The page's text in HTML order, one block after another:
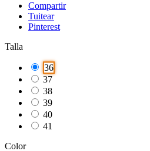
Compartir
Tuitear
Pinterest
Talla
36
37
38
39
40
41
Color